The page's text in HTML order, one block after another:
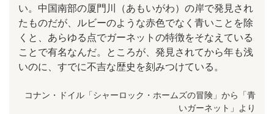
い。中国南部の厦門川（あもいがわ）の岸で発見され
たものだが、ルビーのような赤色でなく青いことを除
くと、あらゆる点でガーネットの特徴をそなえている
ことで有名なんだ。ところが、発見されてから年も浅
いのに、すでに不吉な歴史を刻みつけている。
コナン・ドイル「シャーロック・ホームズの冒険」から「青
いガーネット」より